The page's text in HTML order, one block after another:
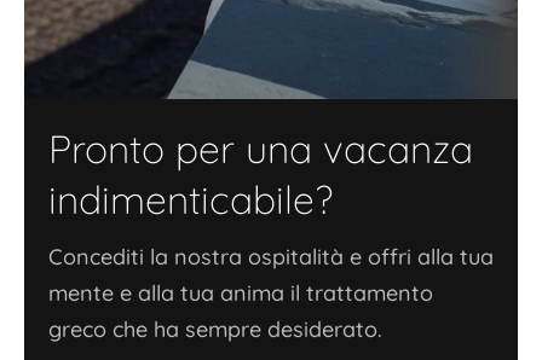
Pronto per una vacanza
indimenticabile?
Concediti la nostra ospitalità e offri alla tua
mente e alla tua anima il trattamento
greco che ha sempre desiderato.